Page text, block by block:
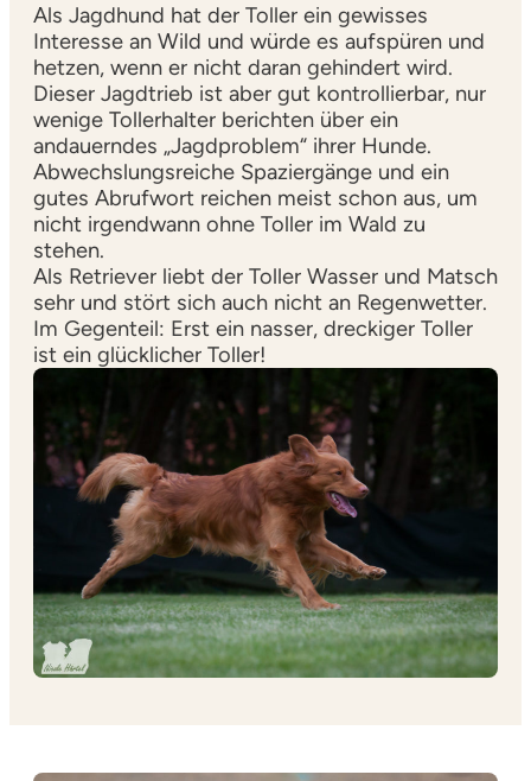
Als Jagdhund hat der Toller ein gewisses
Interesse an Wild und würde es aufspüren und
hetzen, wenn er nicht daran gehindert wird.
Dieser Jagdtrieb ist aber gut kontrollierbar, nur
wenige Tollerhalter berichten über ein
andauerndes „Jagdproblem“ ihrer Hunde.
Abwechslungsreiche Spaziergänge und ein
gutes Abrufwort reichen meist schon aus, um
nicht irgendwann ohne Toller im Wald zu
stehen.
Als Retriever liebt der Toller Wasser und Matsch
sehr und stört sich auch nicht an Regenwetter.
Im Gegenteil: Erst ein nasser, dreckiger Toller
ist ein glücklicher Toller!